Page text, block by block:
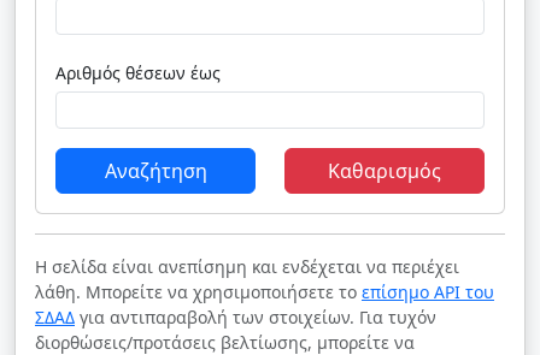
Αριθμός θέσεων έως
Αναζήτηση Καθαρισμός
Η σελίδα είναι ανεπίσημη και ενδέχεται να περιέχει
λάθη. Μπορείτε να χρησιμοποιήσετε το επίσημο API του
ΣΔΑΔ για αντιπαραβολή των στοιχείων. Για τυχόν
διορθώσεις/προτάσεις βελτίωσης, μπορείτε να